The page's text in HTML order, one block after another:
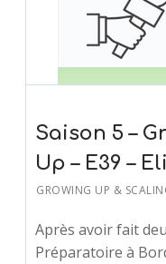
Saison 5 –
Up – E39 –
GROWING UP &
Après avoir fait
Préparatoire à